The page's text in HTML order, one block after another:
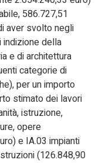
586.727,51
aver svolto negli
indizione della
e di architettura
categorie di
per un importo
stimato dei lavori
istruzione,
opere
e IA.03 impianti
(126.848,90